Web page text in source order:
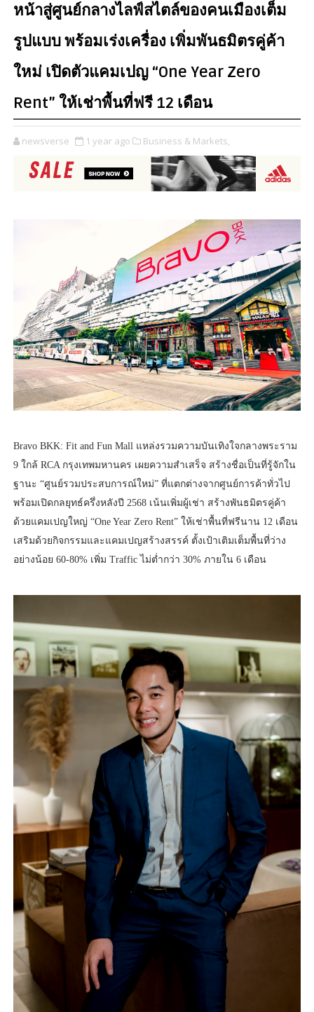
หน้าสู่ศูนย์กลางไลฟ์สไตล์ของคนเมืองเต็ม
รูปแบบ พร้อมเร่งเครื่อง เพิ่มพันธมิตรคู่ค้า
ใหม่ เปิดตัวแคมเปญ “One Year Zero
Rent” ให้เช่าพื้นที่ฟรี 12 เดือน
newsverse 1 year ago Business & Markets,
Bravo BKK: Fit and Fun Mall แหล่งรวมความบันเทิงใจกลางพระราม
9 ใกล้ RCA กรุงเทพมหานคร เผยความสำเสร็จ สร้างชื่อเป็นที่รู้จักใน
ฐานะ “ศูนย์รวมประสบการณ์ใหม่” ที่แตกต่างจากศูนย์การค้าทั่วไป
พร้อมเปิดกลยุทธ์ครึ่งหลังปี 2568 เน้นเพิ่มผู้เช่า สร้างพันธมิตรคู่ค้า
ด้วยแคมเปญใหญ่ “One Year Zero Rent” ให้เช่าพื้นที่ฟรีนาน 12 เดือน
เสริมด้วยกิจกรรมและแคมเปญสร้างสรรค์ ตั้งเป้าเติมเต็มพื้นที่ว่าง
อย่างน้อย 60-80% เพิ่ม Traffic ไม่ต่ำกว่า 30% ภายใน 6 เดือน